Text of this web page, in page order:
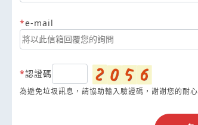
e-mail
認證碼
為避免垃圾訊息，請協助輸入驗證碼，謝謝您的耐心